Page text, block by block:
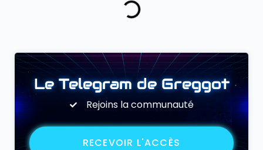
Le Telegram de Greggot
Rejoins la communauté
RECEVOIR L'ACCÈS